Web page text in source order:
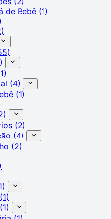
de Bebê (1)
(4)
(1)
(2)
(4)
(2)
(1)
(1)